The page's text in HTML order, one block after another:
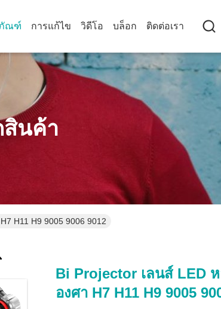
ณฑ์ การแก้ไข วิดีโอ บล็อก ติดต่อเรา
สินค้า
H11 H9 9005 9006 9012
Bi Projector เลนส์ LED
องศา H7 H11 H9 9005